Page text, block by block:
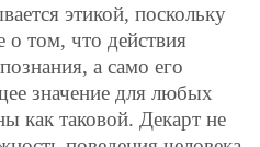
этикой, поскольку
о том, что действия
а само его
значение для любых
как таковой. Декарт не